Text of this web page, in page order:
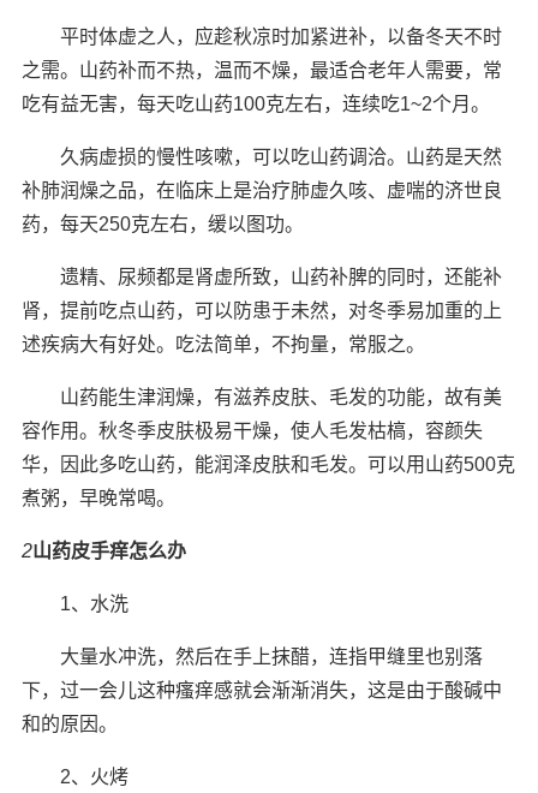
平时体虚之人，应趁秋凉时加紧进补，以备冬天不时
之需。山药补而不热，温而不燥，最适合老年人需要，常
吃有益无害，每天吃山药100克左右，连续吃1~2个月。
久病虚损的慢性咳嗽，可以吃山药调洽。山药是天然
补肺润燥之品，在临床上是治疗肺虚久咳、虚喘的济世良
药，每天250克左右，缓以图功。
遗精、尿频都是肾虚所致，山药补脾的同时，还能补
肾，提前吃点山药，可以防患于未然，对冬季易加重的上
述疾病大有好处。吃法简单，不拘量，常服之。
山药能生津润燥，有滋养皮肤、毛发的功能，故有美
容作用。秋冬季皮肤极易干燥，使人毛发枯槁，容颜失
华，因此多吃山药，能润泽皮肤和毛发。可以用山药500克
煮粥，早晚常喝。
2山药皮手痒怎么办
1、水洗
大量水冲洗，然后在手上抹醋，连指甲缝里也别落
下，过一会儿这种瘙痒感就会渐渐消失，这是由于酸碱中
和的原因。
2、火烤